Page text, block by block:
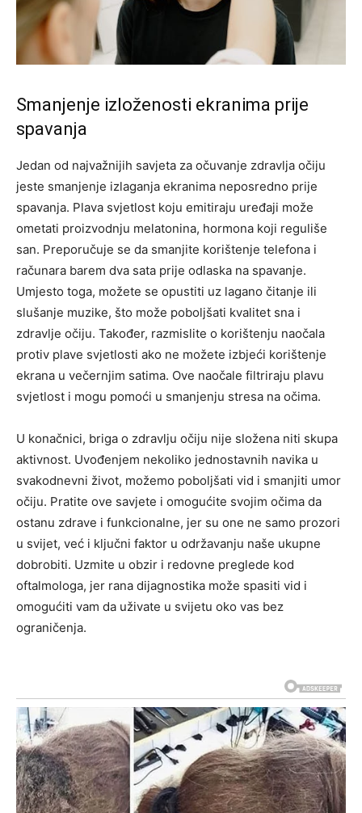
Smanjenje izloženosti ekranima prije
spavanja
Jedan od najvažnijih savjeta za očuvanje zdravlja očiju
jeste smanjenje izlaganja ekranima neposredno prije
spavanja. Plava svjetlost koju emitiraju uređaji može
ometati proizvodnju melatonina, hormona koji reguliše
san. Preporučuje se da smanjite korištenje telefona i
računara barem dva sata prije odlaska na spavanje.
Umjesto toga, možete se opustiti uz lagano čitanje ili
slušanje muzike, što može poboljšati kvalitet sna i
zdravlje očiju. Također, razmislite o korištenju naočala
protiv plave svjetlosti ako ne možete izbjeći korištenje
ekrana u večernjim satima. Ove naočale filtriraju plavu
svjetlost i mogu pomoći u smanjenju stresa na očima.
U konačnici, briga o zdravlju očiju nije složena niti skupa
aktivnost. Uvođenjem nekoliko jednostavnih navika u
svakodnevni život, možemo poboljšati vid i smanjiti umor
očiju. Pratite ove savjete i omogućite svojim očima da
ostanu zdrave i funkcionalne, jer su one ne samo prozori
u svijet, već i ključni faktor u održavanju naše ukupne
dobrobiti. Uzmite u obzir i redovne preglede kod
oftalmologa, jer rana dijagnostika može spasiti vid i
omogućiti vam da uživate u svijetu oko vas bez
ograničenja.